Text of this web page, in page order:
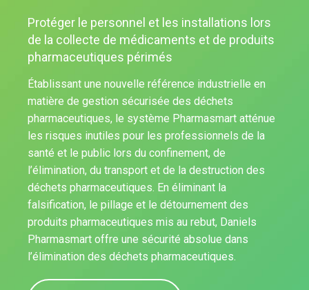
Protéger le personnel et les installations lors
de la collecte de médicaments et de produits
pharmaceutiques périmés
Établissant une nouvelle référence industrielle en
matière de gestion sécurisée des déchets
pharmaceutiques, le système Pharmasmart atténue
les risques inutiles pour les professionnels de la
santé et le public lors du confinement, de
l’élimination, du transport et de la destruction des
déchets pharmaceutiques. En éliminant la
falsification, le pillage et le détournement des
produits pharmaceutiques mis au rebut, Daniels
Pharmasmart offre une sécurité absolue dans
l’élimination des déchets pharmaceutiques.